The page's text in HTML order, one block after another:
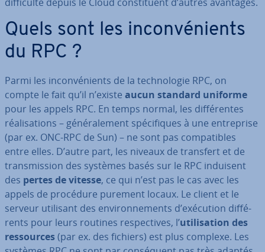
Quels sont les in­con­vé­nients
du RPC ?
Parmi les in­con­vé­nients de la tech­no­lo­gie RPC, on
compte le fait qu’il n’existe aucun standard uniforme
pour les appels RPC. En temps normal, les dif­fé­rentes
réa­li­sa­tions – gé­né­ra­le­ment spé­ci­fiques à une en­tre­prise
(par ex. ONC-RPC de Sun) – ne sont pas com­pa­tibles
entre elles. D’autre part, les niveaux de transfert et de
trans­mis­sion des systèmes basés sur le RPC induisent
des pertes de vitesse, ce qui n’est pas le cas avec les
appels de procédure purement locaux. Le client et le
serveur utilisant des en­vi­ron­ne­ments d’exécution dif­fé­
rents pour leurs routines res­pec­tives, l’uti­li­sa­tion des
res­sources(par ex. des fichiers) est plus complexe. Les